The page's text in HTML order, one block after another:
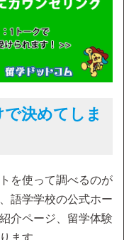
決めてしま
を使って調べるのが
語学学校の公式ホー
介ページ、留学体験